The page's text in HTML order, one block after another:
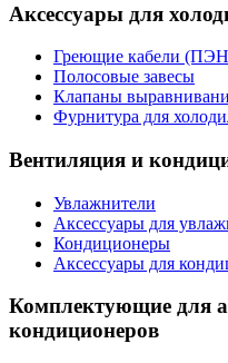
Аксессуары для
Греющие кабели
Полосовые завесы
Клапаны
Фурнитура для
Вентиляция и
Увлажнители
Аксессуары для
Кондиционеры
Аксессуары для
Комплектующие для
кондиционеров